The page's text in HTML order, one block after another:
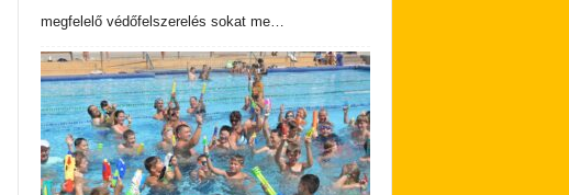
megfelelő védőfelszerelés sokat me…